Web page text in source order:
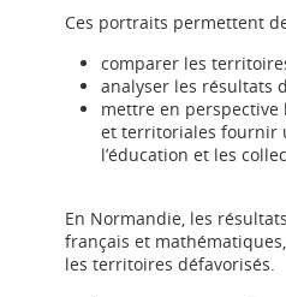
Ces portraits permettent
comparer les
analyser les résultats
mettre en perspective
et territoriales fournir
l’éducation et les
En Normandie, les
français et
les territoires défavorisés.